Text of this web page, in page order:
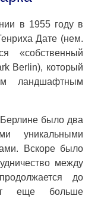
в 1955 году в
Дате (нем.
«собственный
Berlin), который
ландшафтным
было два
уникальными
Вскоре было
между
до
еще больше